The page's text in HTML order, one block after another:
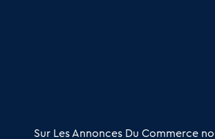
Offres Pro
Sur Les Annonces Du Commerce